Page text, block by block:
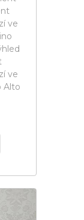
ve
ve
Alto